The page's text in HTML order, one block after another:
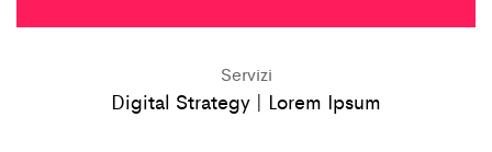
Servizi
Digital Strategy | Lorem Ipsum